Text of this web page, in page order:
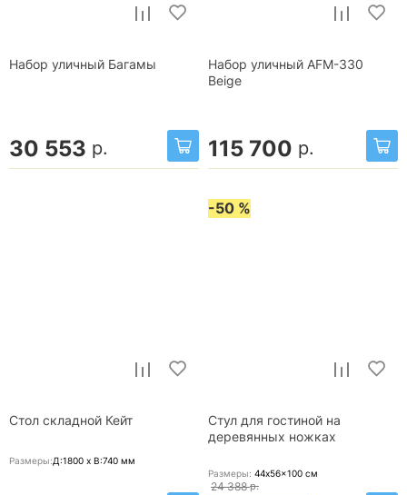
Набор уличный Багамы
30 553 р.
Набор уличный AFM-330
Beige
115 700 р.
Стол складной Кейт
Размеры:Д:1800 x В:740 мм
-50 %
Стул для гостиной на
деревянных ножках
Размеры: 44x56x100 см
24 388 р.